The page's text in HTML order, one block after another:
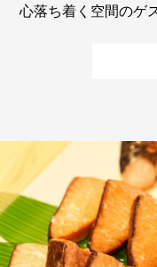
心落ち着く空間のゲ